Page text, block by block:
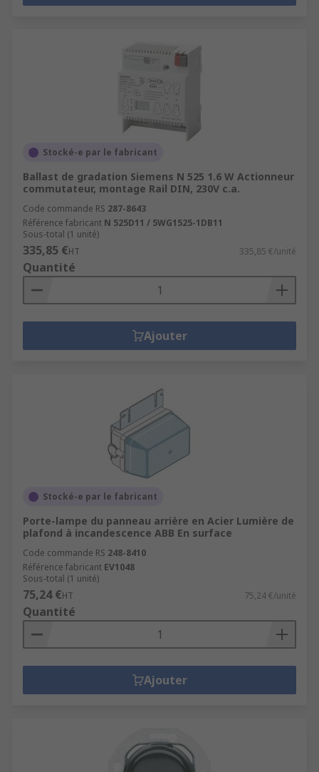
Stocké-e par le fabricant
Ballast de gradation Siemens N 525 1.6 W Actionneur
commutateur, montage Rail DIN, 230V c.a.
Code commande RS 287-8643
Référence fabricant N 525D11 / 5WG1525-1DB11
Sous-total (1 unité)
335,85 €HT 335,85 €/unité
Quantité
Ajouter
Stocké-e par le fabricant
Porte-lampe du panneau arrière en Acier Lumière de
plafond à incandescence ABB En surface
Code commande RS 248-8410
Référence fabricant EV1048
Sous-total (1 unité)
75,24 €HT 75,24 €/unité
Quantité
Ajouter